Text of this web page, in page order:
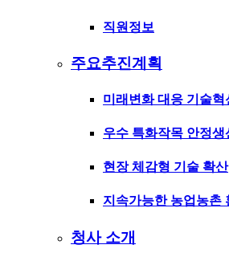
직원정보
주요추진계획
미래변화 대응 기술혁
우수 특화작목 안정생
현장 체감형 기술 확산
지속가능한 농업농촌
청사 소개